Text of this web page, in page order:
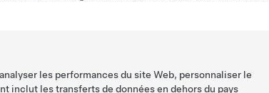
les performances du site Web, personnaliser le
inclut les transferts de données en dehors du pays